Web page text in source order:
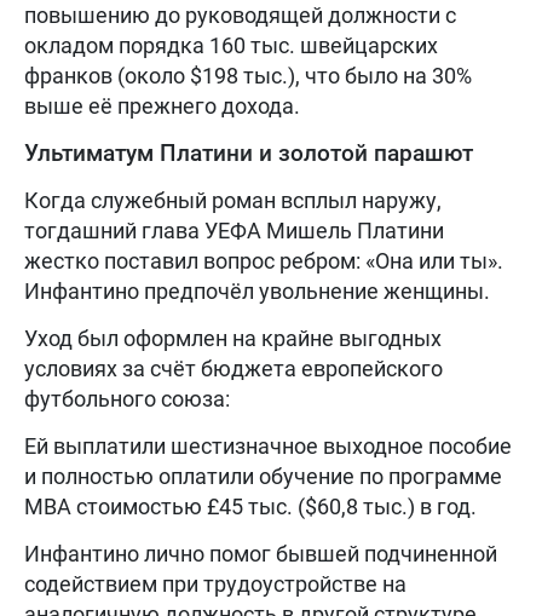
повышению до руководящей должности с
окладом порядка 160 тыс. швейцарских
франков (около $198 тыс.), что было на 30%
выше её прежнего дохода.
Ультиматум Платини и золотой парашют
Когда служебный роман всплыл наружу,
тогдашний глава УЕФА Мишель Платини
жестко поставил вопрос ребром: «Она или ты».
Инфантино предпочёл увольнение женщины.
Уход был оформлен на крайне выгодных
условиях за счёт бюджета европейского
футбольного союза:
Ей выплатили шестизначное выходное пособие
и полностью оплатили обучение по программе
MBA стоимостью £45 тыс. ($60,8 тыс.) в год.
Инфантино лично помог бывшей подчиненной
содействием при трудоустройстве на